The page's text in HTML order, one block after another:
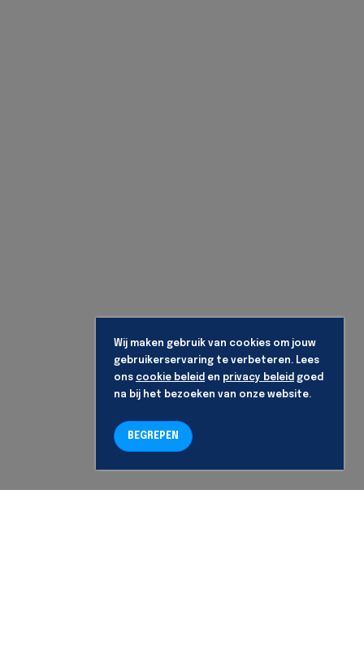
Wij maken gebruik van cookies om jouw
gebruikerservaring te verbeteren. Lees
ons cookie beleid en privacy beleid goed
na bij het bezoeken van onze website.
BEGREPEN